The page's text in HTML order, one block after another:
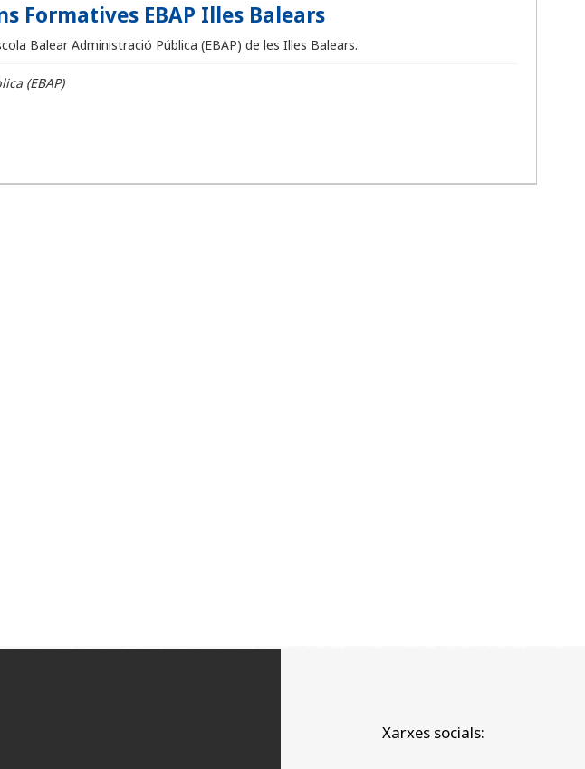
Formatives EBAP Illes Balears
Balear Administració Pública (EBAP) de les Illes Balears.
(EBAP)
Xarxes socials: